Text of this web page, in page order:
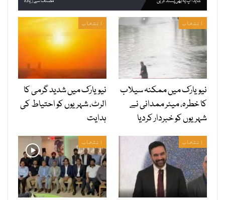
انتخاب
نیویارک میں ممکنہ سیلاب
کا خطرہ، میئر ممدانی نے
شہریوں کو خبردار کردیا
انتخاب
نیویارک میں شدید گرمی کا
الرٹ، شہریوں کو احتیاط کی
ہدایت
انتخاب انتخاب